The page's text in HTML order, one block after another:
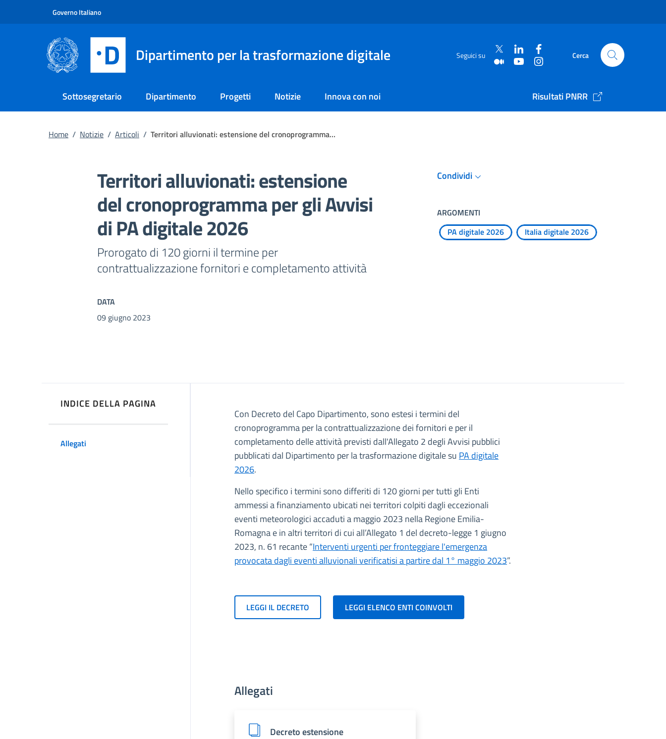
Governo Italiano
Dipartimento per la trasformazione digitale Seguici su Cerca
Sottosegretario Dipartimento Progetti Notizie Innova con noi Risultati PNRR
Home / Notizie / Articoli / Territori alluvionati: estensione del cronoprogramma…
Territori alluvionati: estensione
del cronoprogramma per gli Avvisi
di PA digitale 2026
Prorogato di 120 giorni il termine per
contrattualizzazione fornitori e completamento attività
DATA
09 giugno 2023
Condividi
ARGOMENTI
PA digitale 2026
Italia digitale 2026
INDICE DELLA PAGINA
Allegati
Con Decreto del Capo Dipartimento, sono estesi i termini del
cronoprogramma per la contrattualizzazione dei fornitori e per il
completamento delle attività previsti dall'Allegato 2 degli Avvisi pubblici
pubblicati dal Dipartimento per la trasformazione digitale su PA digitale
2026.
Nello specifico i termini sono differiti di 120 giorni per tutti gli Enti
ammessi a finanziamento ubicati nei territori colpiti dagli eccezionali
eventi meteorologici accaduti a maggio 2023 nella Regione Emilia-
Romagna e in altri territori di cui all’Allegato 1 del decreto-legge 1 giugno
2023, n. 61 recante “Interventi urgenti per fronteggiare l'emergenza
provocata dagli eventi alluvionali verificatisi a partire dal 1° maggio 2023”.
LEGGI IL DECRETO LEGGI ELENCO ENTI COINVOLTI
Allegati
Decreto estensione